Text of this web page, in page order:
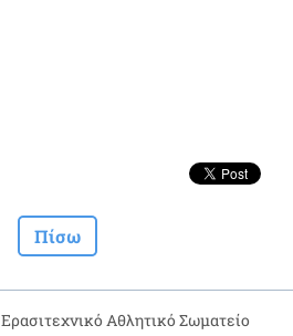
Πίσω
Ερασιτεχνικό Αθλητικό Σωματείο